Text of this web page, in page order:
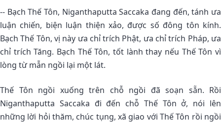
-- Bạch Thế Tôn, Niganthaputta Saccaka đang đến, tánh ưa
luận chiến, biện luận thiện xảo, được số đông tôn kính.
Bạch Thế Tôn, vị này ưa chỉ trích Phật, ưa chỉ trích Pháp, ưa
chỉ trích Tăng. Bạch Thế Tôn, tốt lành thay nếu Thế Tôn vì
lòng từ mẫn ngồi lại một lát.
Thế Tôn ngồi xuống trên chỗ ngồi đã soạn sẵn. Rồi
Niganthaputta Saccaka đi đến chỗ Thế Tôn ở, nói lên
những lời hỏi thăm, chúc tụng, xã giao với Thế Tôn rồi ngồi